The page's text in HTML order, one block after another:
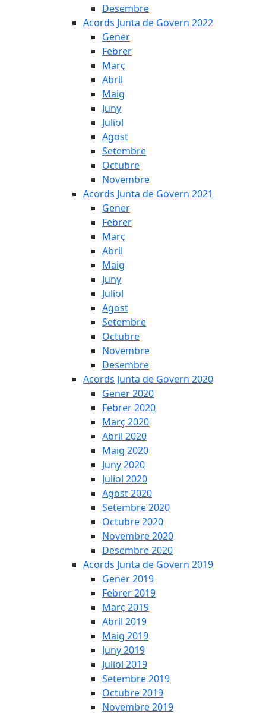
Desembre
Acords Junta de Govern 2022
Gener
Febrer
Març
Abril
Maig
Juny
Juliol
Agost
Setembre
Octubre
Novembre
Acords Junta de Govern 2021
Gener
Febrer
Març
Abril
Maig
Juny
Juliol
Agost
Setembre
Octubre
Novembre
Desembre
Acords Junta de Govern 2020
Gener 2020
Febrer 2020
Març 2020
Abril 2020
Maig 2020
Juny 2020
Juliol 2020
Agost 2020
Setembre 2020
Octubre 2020
Novembre 2020
Desembre 2020
Acords Junta de Govern 2019
Gener 2019
Febrer 2019
Març 2019
Abril 2019
Maig 2019
Juny 2019
Juliol 2019
Setembre 2019
Octubre 2019
Novembre 2019